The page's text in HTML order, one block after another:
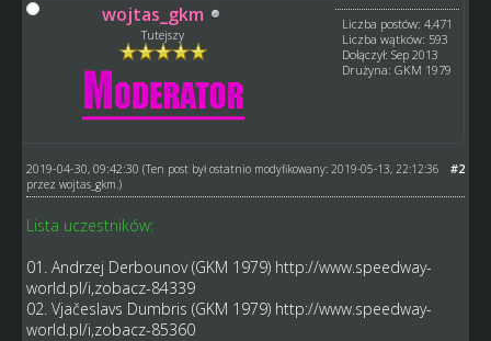
wojtas_gkm
Tutejszy
Liczba postów: 4,471
Liczba wątków: 593
Dołączył: Sep 2013
Drużyna: GKM 1979
#2
2019-04-30, 09:42:30 (Ten post był ostatnio modyfikowany: 2019-05-13, 22:12:36
przez wojtas_gkm .)
Lista uczestników:
01. Andrzej Derbounov (GKM 1979) http://www.speedway-
world.pl/i,zobacz-84339
02. Vjačeslavs Dumbris (GKM 1979) http://www.speedway-
world.pl/i,zobacz-85360